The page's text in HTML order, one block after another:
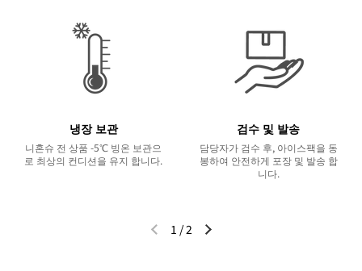
냉장 보관
니혼슈 전 상품 -5℃ 빙온 보관으
로 최상의 컨디션을 유지 합니다.
검수 및 발송
담당자가 검수 후, 아이스팩을 동
봉하여 안전하게 포장 및 발송 합
니다.
이전 슬라이드다음 슬라이드
1 /2